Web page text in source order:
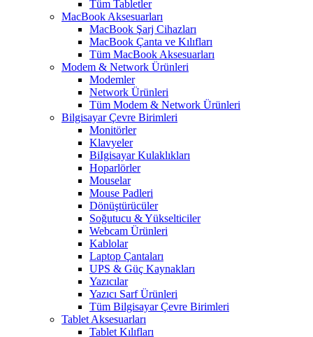
Tüm Tabletler
MacBook Aksesuarları
MacBook Şarj Cihazları
MacBook Çanta ve Kılıfları
Tüm MacBook Aksesuarları
Modem & Network Ürünleri
Modemler
Network Ürünleri
Tüm Modem & Network Ürünleri
Bilgisayar Çevre Birimleri
Monitörler
Klavyeler
BiIgisayar Kulaklıkları
Hoparlörler
Mouselar
Mouse Padleri
Dönüştürücüler
Soğutucu & Yükselticiler
Webcam Ürünleri
Kablolar
Laptop Çantaları
UPS & Güç Kaynakları
Yazıcılar
Yazıcı Sarf Ürünleri
Tüm Bilgisayar Çevre Birimleri
Tablet Aksesuarları
Tablet Kılıfları